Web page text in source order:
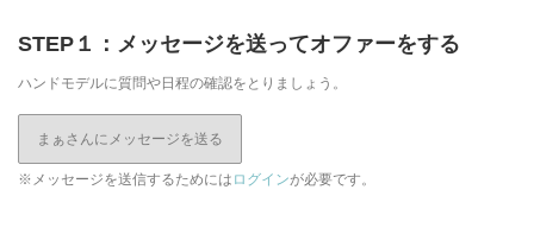
STEP１：メッセージを送ってオファーをする
ハンドモデルに質問や日程の確認をとりましょう。
まぁさんにメッセージを送る
※メッセージを送信するためには ログインが必要です。